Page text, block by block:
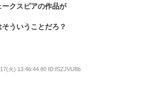
クスピアの作品が
ういうことだろ？
火) 13:46:44.80 ID:fSZJVU8b